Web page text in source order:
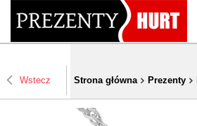
Wstecz Strona główna Prezenty